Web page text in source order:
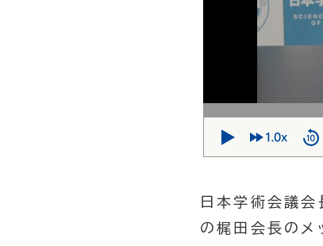
日本学術会議会
の梶田会長のメ